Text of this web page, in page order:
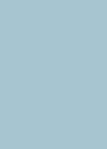
fra den 01. juli 2026
kalde sig for
i DI - Dansk
og skabe